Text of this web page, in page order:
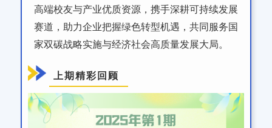
高端校友与产业优质资源，携手深耕可持续发展
赛道，助力企业把握绿色转型机遇，共同服务国
家双碳战略实施与经济社会高质量发展大局。
上期精彩回顾